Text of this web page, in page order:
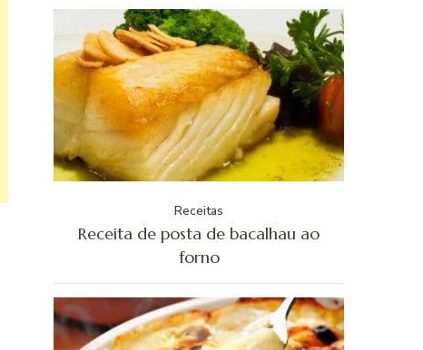
Receitas
Receita de posta de bacalhau ao
forno